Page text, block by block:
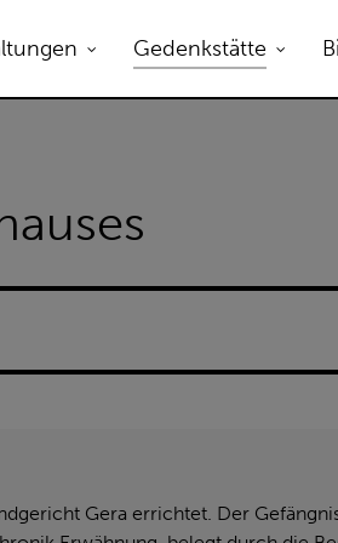
Gedenkstätte
Gera errichtet. Der